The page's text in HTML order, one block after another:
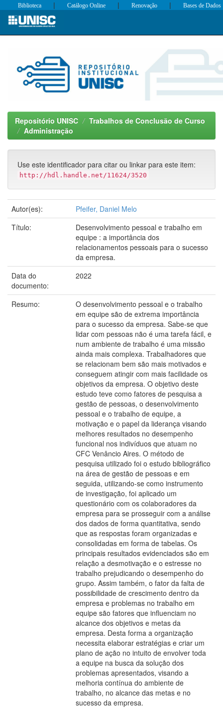
Skip
Biblioteca | Catálogo Online | Renovação | Bases de Dados
Repositório UNISC
Trabalhos de Conclusão de Curso
Administração
Use este identificador para citar ou linkar para este item:
http://hdl.handle.net/11624/3520
Autor(es):
Pfeifer, Daniel Melo
Título:
Desenvolvimento pessoal e trabalho em
equipe : a importância dos
relacionamentos pessoais para o sucesso
da empresa.
Data do
documento:
2022
Resumo:
O desenvolvimento pessoal e o trabalho
em equipe são de extrema importância
para o sucesso da empresa. Sabe-se que
lidar com pessoas não é uma tarefa fácil, e
num ambiente de trabalho é uma missão
ainda mais complexa. Trabalhadores que
se relacionam bem são mais motivados e
conseguem atingir com mais facilidade os
objetivos da empresa. O objetivo deste
estudo teve como fatores de pesquisa a
gestão de pessoas, o desenvolvimento
pessoal e o trabalho de equipe, a
motivação e o papel da liderança visando
melhores resultados no desempenho
funcional nos indivíduos que atuam no
CFC Venâncio Aires. O método de
pesquisa utilizado foi o estudo bibliográfico
na área de gestão de pessoas e em
seguida, utilizando-se como instrumento
de investigação, foi aplicado um
questionário com os colaboradores da
empresa para se prosseguir com a análise
dos dados de forma quantitativa, sendo
que as respostas foram organizadas e
consolidadas em forma de tabelas. Os
principais resultados evidenciados são em
relação a desmotivação e o estresse no
trabalho prejudicando o desempenho do
grupo. Assim também, o fator da falta de
possibilidade de crescimento dentro da
empresa e problemas no trabalho em
equipe são fatores que influenciam no
alcance dos objetivos e metas da
empresa. Desta forma a organização
necessita elaborar estratégias e criar um
plano de ação no intuito de envolver toda
a equipe na busca da solução dos
problemas apresentados, visando a
melhoria contínua do ambiente de
trabalho, no alcance das metas e no
sucesso da empresa.